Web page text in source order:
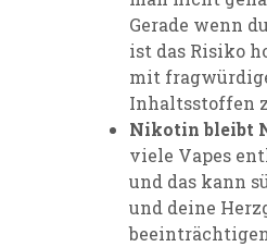
Gerade wenn
ist das Risiko
mit
Inhaltsstoffen
Nikotin bleibt
viele Vapes
und das kann
und deine